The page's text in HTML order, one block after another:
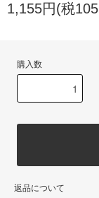
1,155円(税
購入数
返品について